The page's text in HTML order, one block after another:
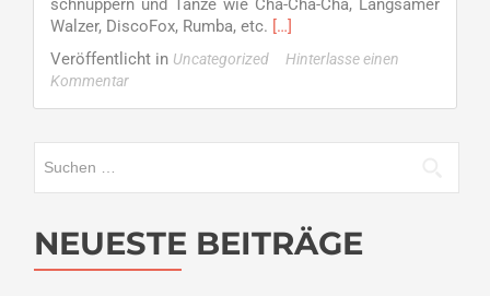
schnuppern und Tänze wie Cha-Cha-Cha, Langsamer
Walzer, DiscoFox, Rumba, etc. Read
about
Dancing
[…]
Veröffentlicht in Uncategorized
Hinterlasse einen
Kommentar
NEUESTE BEITRÄGE